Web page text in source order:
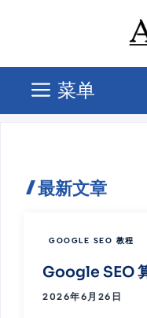
容
菜单
最新文章
GOOGLE SEO 教程
Google SEO
2026年6月26日